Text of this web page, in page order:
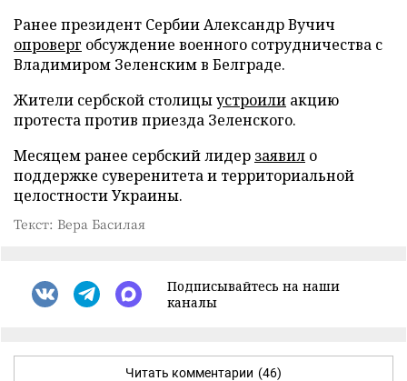
Ранее президент Сербии Александр Вучич
опроверг обсуждение военного сотрудничества с
Владимиром Зеленским в Белграде.
Жители сербской столицыустроили акцию
протеста против приезда Зеленского.
Месяцем ранее сербский лидер заявил о
поддержке суверенитета и территориальной
целостности Украины.
Текст: Вера Басилая
Подписывайтесь на наши
каналы
Читать комментарии (46)